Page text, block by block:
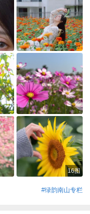
16图
#绿韵南山专栏